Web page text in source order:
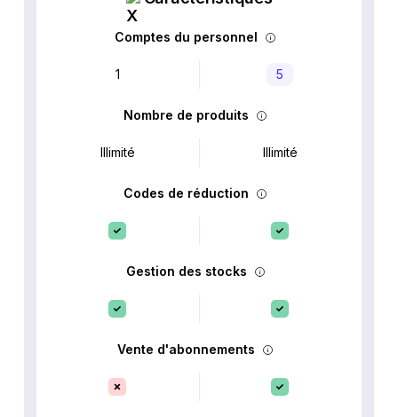
Comptes du personnel
1 5
Nombre de produits
Illimité Illimité
Codes de réduction
Gestion des stocks
Vente d'abonnements